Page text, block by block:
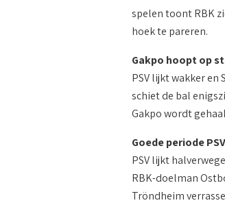
spelen toont RBK
hoek te pareren.
Gakpo hoopt op
PSV lijkt wakker
schiet de bal
Gakpo wordt
Goede periode
PSV lijkt
RBK-doelman
Tröndheim